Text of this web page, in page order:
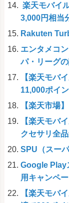
楽天モバイ
3,000円相当
Rakuten
エンタメコ
パ・リーグ
【楽天モバ
11,000ポイン
【楽天市場
【楽天モバ
クセサリ全
SPU（スー
Google Play
用キャンペ
【楽天モバ